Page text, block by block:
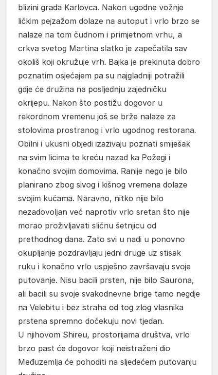
blizini grada Karlovca. Nakon ugodne vožnje
ličkim pejzažom dolaze na autoput i vrlo brzo se
nalaze na tom čudnom i primjetnom vrhu, a
crkva svetog Martina slatko je zapečatila sav
okoliš koji okružuje vrh. Bajka je prekinuta dobro
poznatim osjećajem pa su najgladniji potražili
gdje će družina na posljednju zajedničku
okrijepu. Nakon što postižu dogovor u
rekordnom vremenu još se brže nalaze za
stolovima prostranog i vrlo ugodnog restorana.
Obilni i ukusni objedi izazivaju poznati smiješak
na svim licima te kreću nazad ka Požegi i
konačno svojim domovima. Ranije nego je bilo
planirano zbog sivog i kišnog vremena dolaze
svojim kućama. Naravno, nitko nije bilo
nezadovoljan već naprotiv vrlo sretan što nije
morao proživljavati sličnu šetnjicu od
prethodnog dana. Zato svi u nadi u ponovno
okupljanje pozdravljaju jedni druge uz stisak
ruku i konačno vrlo uspješno završavaju svoje
putovanje. Nisu bacili prsten, nije bilo Saurona,
ali bacili su svoje svakodnevne brige tamo negdje
na Velebitu i bez straha od tog zlog vlasnika
prstena spremno dočekuju novi tjedan.
U njihovom Shireu, prostorijama društva, vrlo
brzo past će dogovor koji neistraženi dio
Međuzemlja će pohoditi na sljedećem putovanju